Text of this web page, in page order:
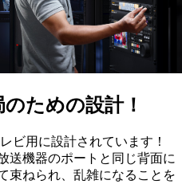
ための設計！
ビ用に設計されています！
送機器のポートと同じ背面に
束ねられ、乱雑になることを